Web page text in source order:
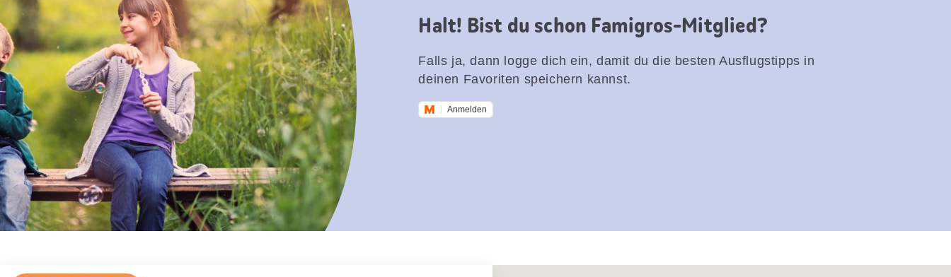
Halt! Bist du schon Famigros-Mitglied?
Falls ja, dann logge dich ein, damit du die besten Ausflugstipps in
deinen Favoriten speichern kannst.
Anmelden